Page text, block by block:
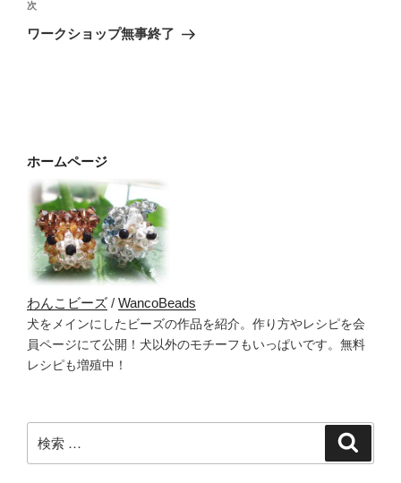
ビ
ゲ
投
稿
次
の
次
ワークショップ無事終了
ホームページ
わんこビーズ / WancoBeads
犬をメインにしたビーズの作品を紹介。作り方やレシピを会
員ページにて公開！犬以外のモチーフもいっぱいです。無料
レシピも増殖中！
索: